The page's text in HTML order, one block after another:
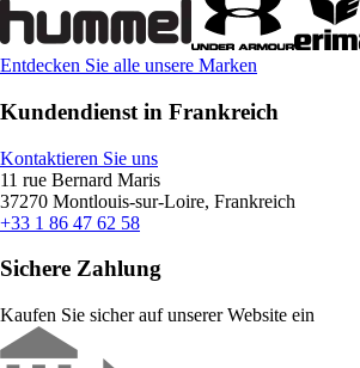
Entdecken Sie alle unsere Marken
Kundendienst in Frankreich
Kontaktieren Sie uns
11 rue Bernard Maris
37270 Montlouis-sur-Loire, Frankreich
+33 1 86 47 62 58
Sichere Zahlung
Kaufen Sie sicher auf unserer Website ein